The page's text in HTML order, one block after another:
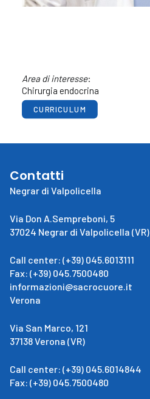
Area di interesse:
Chirurgia endocrina
CURRICULUM
Contatti
Negrar di Valpolicella
Via Don A.Sempreboni, 5
37024 Negrar di Valpolicella (VR)
Call center: (+39) 045.6013111
Fax: (+39) 045.7500480
informazioni@sacrocuore.it
Verona
Via San Marco, 121
37138 Verona (VR)
Call center: (+39) 045.6014844
Fax: (+39) 045.7500480